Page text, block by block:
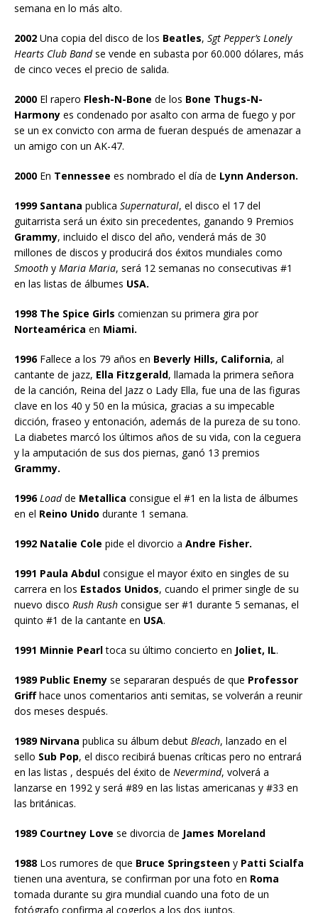
semana en lo más alto.
2002 Una copia del disco de los Beatles, Sgt Pepper’s Lonely
Hearts Club Bandse vende en subasta por 60.000 dólares, más
de cinco veces el precio de salida.
2000 El rapero Flesh-N-Bone de los Bone Thugs-N-
Harmony es condenado por asalto con arma de fuego y por
se un ex convicto con arma de fueran después de amenazar a
un amigo con un AK-47.
2000 En Tennessee es nombrado el día de Lynn Anderson.
1999 Santana publica Supernatural, el disco el 17 del
guitarrista será un éxito sin precedentes, ganando 9 Premios
Grammy, incluido el disco del año, venderá más de 30
millones de discos y producirá dos éxitos mundiales como
Smooth y Maria Maria, será 12 semanas no consecutivas #1
en las listas de álbumes USA.
1998 The Spice Girls comienzan su primera gira por
Norteamérica en Miami.
1996Fallece a los 79 años en Beverly Hills, California, al
cantante de jazz, Ella Fitzgerald, llamada la primera señora
de la canción, Reina del Jazz o Lady Ella, fue una de las figuras
clave en los 40 y 50 en la música, gracias a su impecable
dicción, fraseo y entonación, además de la pureza de su tono.
La diabetes marcó los últimos años de su vida, con la ceguera
y la amputación de sus dos piernas, ganó 13 premios
Grammy.
1996 Loadde Metallica consigue el #1 en la lista de álbumes
en el Reino Unido durante 1 semana.
1992 Natalie Cole pide el divorcio a Andre Fisher.
1991 Paula Abdul consigue el mayor éxito en singles de su
carrera en los Estados Unidos, cuando el primer single de su
nuevo disco Rush Rush consigue ser #1 durante 5 semanas, el
quinto #1 de la cantante en USA.
1991 Minnie Pearltoca su último concierto en Joliet, IL.
1989 Public Enemy se separaran después de que Professor
Griffhace unos comentarios anti semitas, se volverán a reunir
dos meses después.
1989 Nirvana publica su álbum debut Bleach, lanzado en el
sello Sub Pop, el disco recibirá buenas críticas pero no entrará
en las listas , después del éxito de Nevermind, volverá a
lanzarse en 1992 y será #89 en las listas americanas y #33 en
las británicas.
1989 Courtney Love se divorcia de James Moreland
1988 Los rumores de que Bruce Springsteen y Patti Scialfa
tienen una aventura, se confirman por una foto en Roma
tomada durante su gira mundial cuando una foto de un
fotógrafo confirma al cogerlos a los dos juntos.